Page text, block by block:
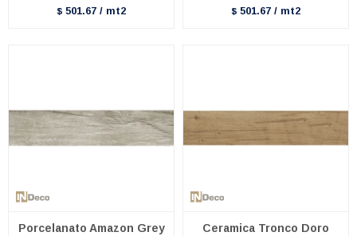
$ 501.67 / mt2 $ 501.67 / mt2
Porcelanato Amazon Grey
Ceramica Tronco Doro